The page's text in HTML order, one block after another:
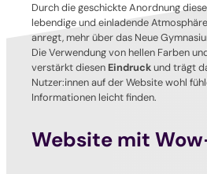
Durch die geschickte Anordnung
lebendige und einladende
anregt, mehr über das Neue
Die Verwendung von hellen Farben
verstärkt diesen Eindruckund trägt
Nutzer:innen auf der Website wohl
Informationen leicht finden.
Website mit